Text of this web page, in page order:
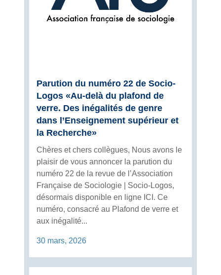
Parution du numéro 22 de Socio-
Logos «Au-delà du plafond de
verre. Des inégalités de genre
dans l’Enseignement supérieur et
la Recherche»
Chères et chers collègues, Nous avons le
plaisir de vous annoncer la parution du
numéro 22 de la revue de l’Association
Française de Sociologie | Socio-Logos,
désormais disponible en ligne ICI. Ce
numéro, consacré au Plafond de verre et
aux inégalité...
30 mars, 2026